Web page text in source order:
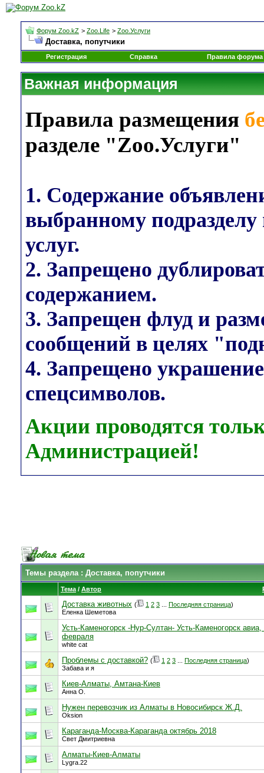
Форум Zoo.kZ > Zoo.Life > Zoo.Услуги
Доставка, попутчики
Регистрация Справка Правила форума
Важная информация
Правила размещения
разделе "Zoo.Услуги"
1. Содержание
выбранному
услуг.
2. Запрещено
содержанием.
3. Запрещен флуд и
сообщений в целях
4. Запрещено
спецсимволов.
Акции проводятся
Администрацией!
Темы раздела: Доставка, попутчики
Тема / Автор
Доставка животных ( 1 2 3 Последняя страница)
Еленка Шеметова
Усть-Каменогорск -Нур-Султан- Усть-Каменогорск авиа,
февраля
white cat
Проблемы с доставкой? ( 1 2 3 Последняя страница)
Забава и я
Киев-Алматы, Амтана-Киев
Анна О.
Нужен перевозчик из Алматы в Новосибирск Ж.Д.
Oksion
Караганда-Москва-Караганда октябрь 2018
Свет Дмитриевна
Алматы-Киев-Алматы
Lygra.22